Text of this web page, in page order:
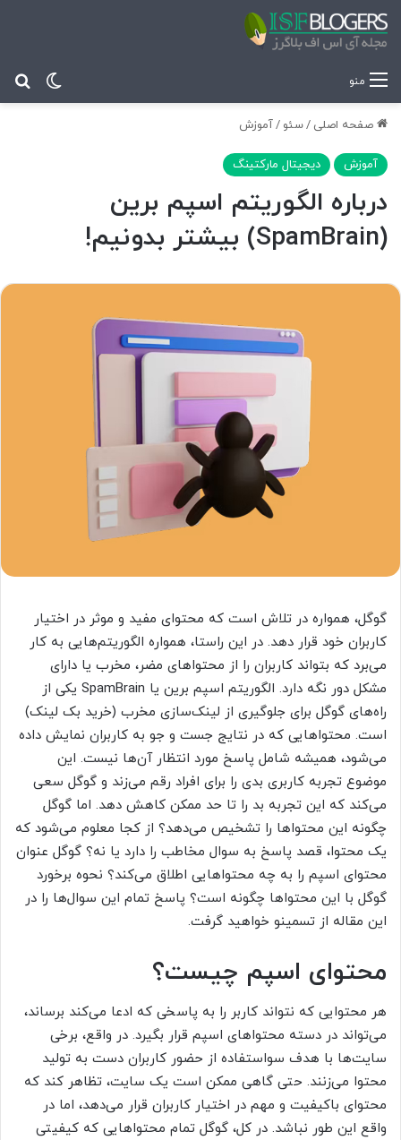
منو
صفحه اصلی /سئو /آموزش
آموزش دیجیتال مارکتینگ
درباره الگوریتم اسپم برین
(SpamBrain) بیشتر بدونیم!
گوگل، همواره در تلاش است که محتوای مفید و موثر در اختیار
کاربران خود قرار دهد. در این راستا، همواره الگوریتم‌هایی به کار
می‌برد که بتواند کاربران را از محتواهای مضر، مخرب یا دارای
مشکل دور نگه دارد. الگوریتم اسپم برین یا SpamBrain یکی از
راه‌های گوگل برای جلوگیری از لینک‌سازی مخرب (خرید بک لینک)
است. محتواهایی که در نتایج جست و جو به کاربران نمایش داده
می‌شود، همیشه شامل پاسخ مورد انتظار آن‌ها نیست. این
موضوع تجربه کاربری بدی را برای افراد رقم می‌زند و گوگل سعی
می‌کند که این تجربه بد را تا حد ممکن کاهش دهد. اما گوگل
چگونه این محتواها را تشخیص می‌دهد؟ از کجا معلوم می‌شود که
یک محتوا، قصد پاسخ به سوال مخاطب را دارد یا نه؟ گوگل عنوان
محتوای اسپم را به چه محتواهایی اطلاق می‌کند؟ نحوه برخورد
گوگل با این محتواها چگونه است؟ پاسخ تمام این سوال‌ها را در
این مقاله از تسمینو خواهید گرفت.
محتوای اسپم چیست؟
هر محتوایی که نتواند کاربر را به پاسخی که ادعا می‌کند برساند،
می‌تواند در دسته محتواهای اسپم قرار بگیرد. در واقع، برخی
سایت‌ها با هدف سواستفاده از حضور کاربران دست به تولید
محتوا می‌زنند. حتی گاهی ممکن است یک سایت، تظاهر کند که
محتوای باکیفیت و مهم در اختیار کاربران قرار می‌دهد، اما در
واقع این طور نباشد. در کل، گوگل تمام محتواهایی که کیفیتی